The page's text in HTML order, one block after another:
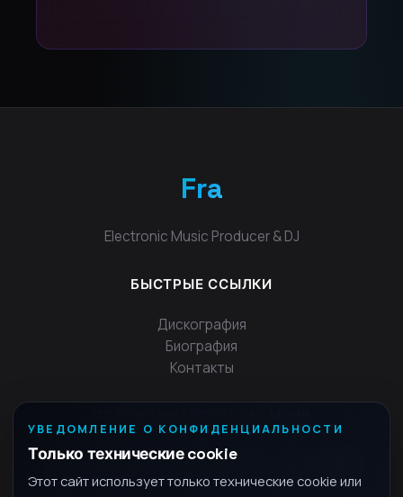
Fra
Electronic Music Producer & DJ
БЫСТРЫЕ ССЫЛКИ
Дискография
Биография
Контакты
УВЕДОМЛЕНИЕ О КОНФИДЕНЦИАЛЬНОСТИ
Только технические cookie
Этот сайт использует только технические cookie или